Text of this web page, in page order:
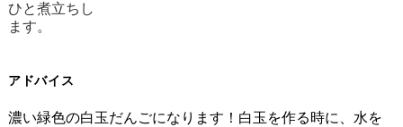
ひと煮立ちし
ます。
アドバイス
濃い緑色の白玉だんごになります！白玉を作る時に、水を